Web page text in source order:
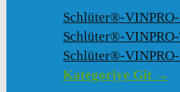
Schlüter®-
Schlüter®-
Schlüter®-
Kategoriye Git →